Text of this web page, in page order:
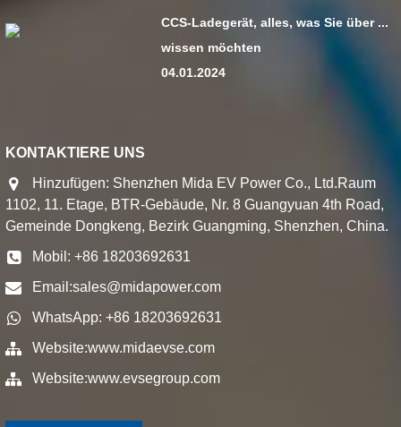
CCS-Ladegerät, alles, was Sie über ...
wissen möchten
04.01.2024
KONTAKTIERE UNS
Hinzufügen: Shenzhen Mida EV Power Co., Ltd.Raum
1102, 11. Etage, BTR-Gebäude, Nr. 8 Guangyuan 4th Road,
Gemeinde Dongkeng, Bezirk Guangming, Shenzhen, China.
Mobil: +86 18203692631
Email:sales@midapower.com
WhatsApp: +86 18203692631
Website:www.midaevse.com
Website:www.evsegroup.com